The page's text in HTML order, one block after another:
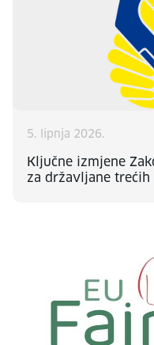
5. lipnja 2026.
Ključne izmjene
za državljane trećih